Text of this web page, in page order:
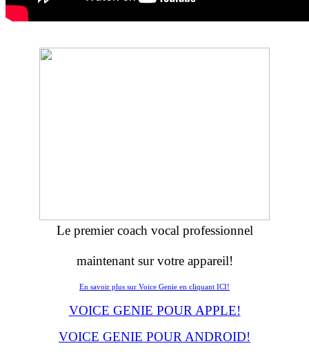
Le premier coach vocal professionnel
maintenant sur votre appareil!
En savoir plus sur Voice Genie en cliquant ICI!
VOICE GENIE POUR APPLE!
VOICE GENIE POUR ANDROID!